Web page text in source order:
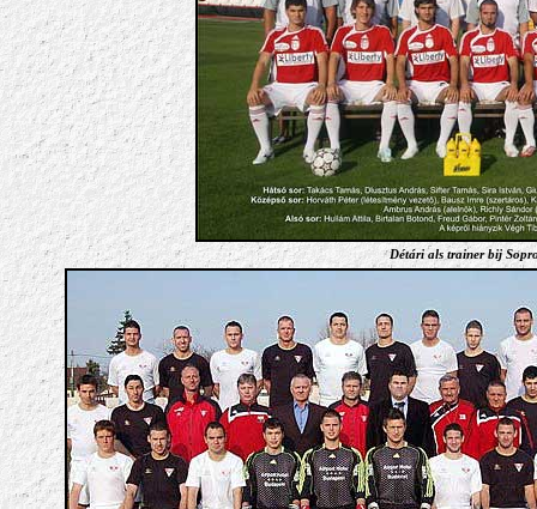
Détári als trainer bij